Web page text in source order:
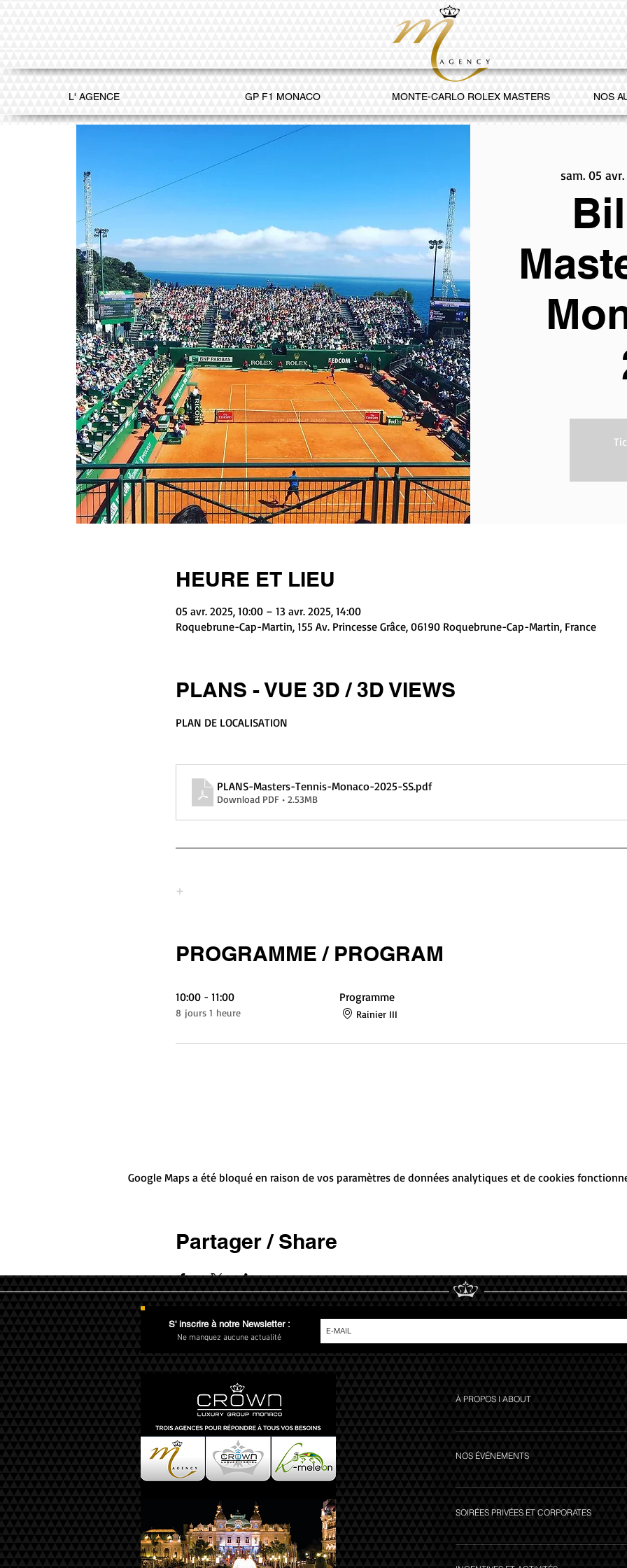
L' AGENCE GP F1 MONACO MONTE-CARLO ROLEX MASTERS NOS
sam. 05 avr.
HEURE ET LIEU
05 avr. 2025, 10:00 – 13 avr. 2025, 14:00
Roquebrune-Cap-Martin, 155 Av. Princesse Grâce, 06190 Roquebrune-Cap-Martin, France
PLANS - VUE 3D / 3D VIEWS
PLAN DE LOCALISATION
PLANS-Masters-Tennis-Monaco-2025-SS.pdf
Download PDF • 2.53MB
+
PROGRAMME / PROGRAM
10:00 - 11:00
8 jours 1 heure
Programme
Rainier III
Google Maps a été bloqué en raison de vos paramètres de données analytiques et de cookies
Partager / Share
S' inscrire à notre Newsletter :
Ne manquez aucune actualité
À PROPOS I ABOUT
Découvrez notre agence Discover our Agency
NOS ÉVÉNEMENTS
Grand Prix de Formule 1 de Monaco Grand Prix
SOIRÉES PRIVÉES ET CORPORATES
Dégustation Oenologique Dîner Place du Casino